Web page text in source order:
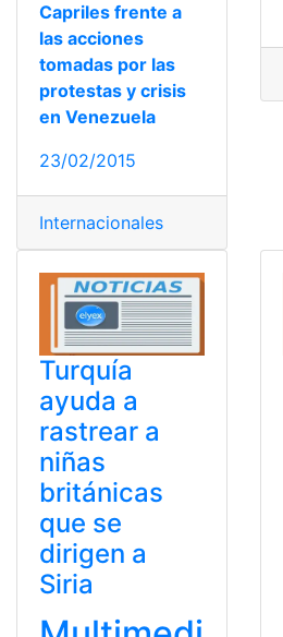
Capriles frente a
las acciones
tomadas por las
protestas y crisis
en Venezuela
23/02/2015
Internacionales
Turquía
ayuda a
rastrear a
niñas
británicas
que se
dirigen a
Siria